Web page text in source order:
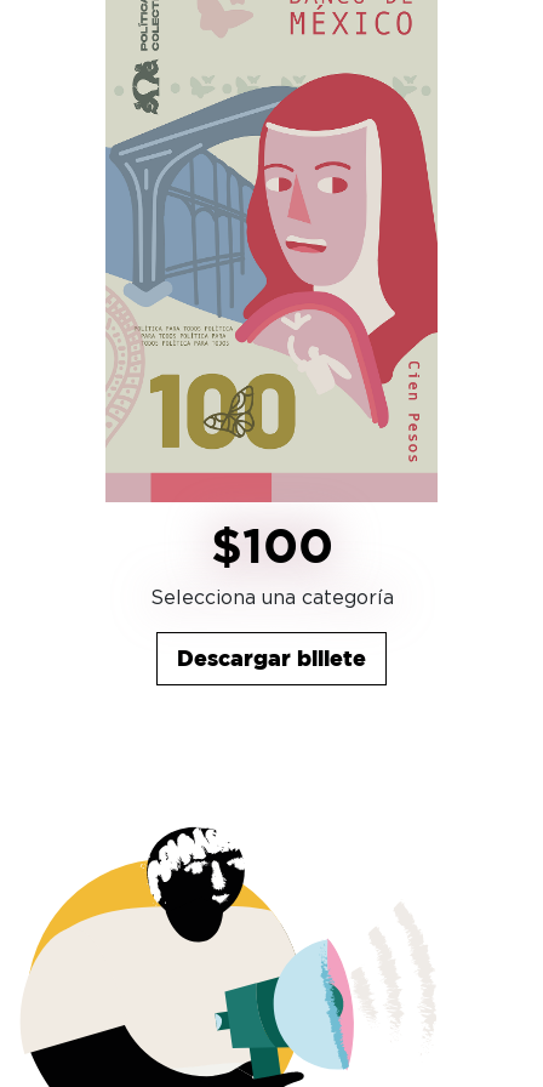
$100
Selecciona una categoría
Descargar billete